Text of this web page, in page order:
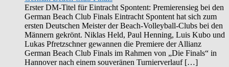
Erster DM-Titel für Eintracht Spontent: Premierensieg bei den
German Beach Club Finals Eintracht Spontent hat sich zum
ersten Deutschen Meister der Beach-Volleyball-Clubs bei den
Männern gekrönt. Niklas Held, Paul Henning, Luis Kubo und
Lukas Pfretzschner gewannen die Premiere der Allianz
German Beach Club Finals im Rahmen von „Die Finals“ in
Hannover nach einem souveränen Turnierverlauf […]